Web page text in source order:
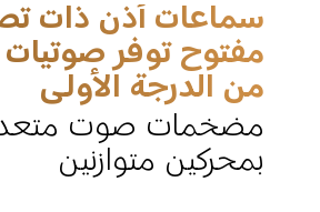
سماعات أذن ذات
مفتوح توفر صوتيات
من الدرجة الأولى
مضخمات صوت
بمحركين متوازنين